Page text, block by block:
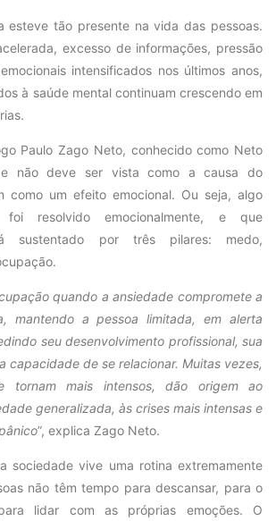
esteve tão presente na vida das pessoas.
excesso de informações, pressão
intensificados nos últimos anos,
à saúde mental continuam crescendo em
Paulo Zago Neto, conhecido como Neto
não deve ser vista como a causa do
como um efeito emocional. Ou seja, algo
resolvido emocionalmente, e que
sustentado por três pilares: medo,
quando a ansiedade compromete a
mantendo a pessoa limitada, em alerta
seu desenvolvimento profissional, sua
capacidade de se relacionar. Muitas vezes,
tornam mais intensos, dão origem ao
generalizada, às crises mais intensas e
”, explica Zago Neto.
sociedade vive uma rotina extremamente
não têm tempo para descansar, para o
lidar com as próprias emoções. O